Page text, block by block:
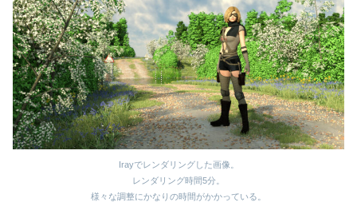
Irayでレンダリングした画像。
レンダリング時間5分。
様々な調整にかなりの時間がかかっている。